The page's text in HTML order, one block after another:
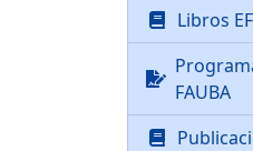
Libros
FAUBA